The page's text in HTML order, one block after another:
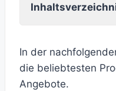
In der
die beliebtesten
Angebote.